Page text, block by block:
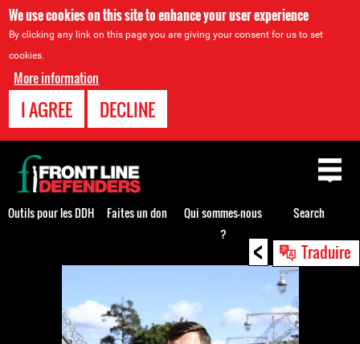
We use cookies on this site to enhance your user experience
By clicking any link on this page you are giving your consent for us to set
cookies.
More information
I AGREE DECLINE
< Traduire
Back
to
top
Outils pour les DDH Faites un don
Qui sommes-nous
?
Search